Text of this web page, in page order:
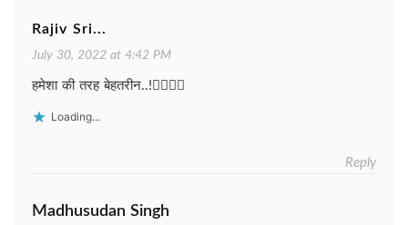
Rajiv Sri...
July 30, 2022 at 4:42 PM
हमेशा की तरह बेहतरीन..!👌🏻🙏🏻
Loading...
Reply
Madhusudan Singh